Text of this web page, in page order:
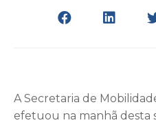
A Secretaria de
efetuou na manhã desta